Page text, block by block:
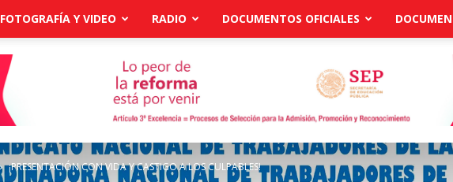
de
FOTOGRAFÍA Y VIDEO RADIO DOCUMENTOS OFICIALES
¡PRESENTACIÓN CON VIDA Y CASTIGO A LOS CULPABLES!